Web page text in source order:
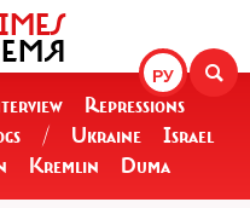
РУ
Repressions
/ Ukraine
Israel
Kremlin Duma